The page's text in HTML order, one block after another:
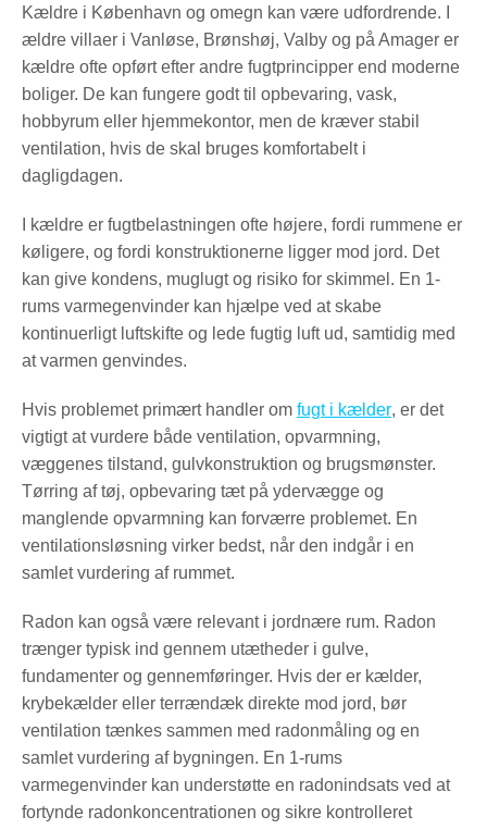
Kældre i København og omegn kan være udfordrende. I
ældre villaer i Vanløse, Brønshøj, Valby og på Amager er
kældre ofte opført efter andre fugtprincipper end moderne
boliger. De kan fungere godt til opbevaring, vask,
hobbyrum eller hjemmekontor, men de kræver stabil
ventilation, hvis de skal bruges komfortabelt i
dagligdagen.
I kældre er fugtbelastningen ofte højere, fordi rummene er
køligere, og fordi konstruktionerne ligger mod jord. Det
kan give kondens, muglugt og risiko for skimmel. En 1-
rums varmegenvinder kan hjælpe ved at skabe
kontinuerligt luftskifte og lede fugtig luft ud, samtidig med
at varmen genvindes.
Hvis problemet primært handler om fugt i kælder, er det
vigtigt at vurdere både ventilation, opvarmning,
væggenes tilstand, gulvkonstruktion og brugsmønster.
Tørring af tøj, opbevaring tæt på ydervægge og
manglende opvarmning kan forværre problemet. En
ventilationsløsning virker bedst, når den indgår i en
samlet vurdering af rummet.
Radon kan også være relevant i jordnære rum. Radon
trænger typisk ind gennem utætheder i gulve,
fundamenter og gennemføringer. Hvis der er kælder,
krybekælder eller terrændæk direkte mod jord, bør
ventilation tænkes sammen med radonmåling og en
samlet vurdering af bygningen. En 1-rums
varmegenvinder kan understøtte en radonindsats ved at
fortynde radonkoncentrationen og sikre kontrolleret